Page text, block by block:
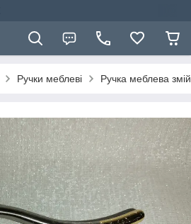
Ручки меблеві Ручка меблева